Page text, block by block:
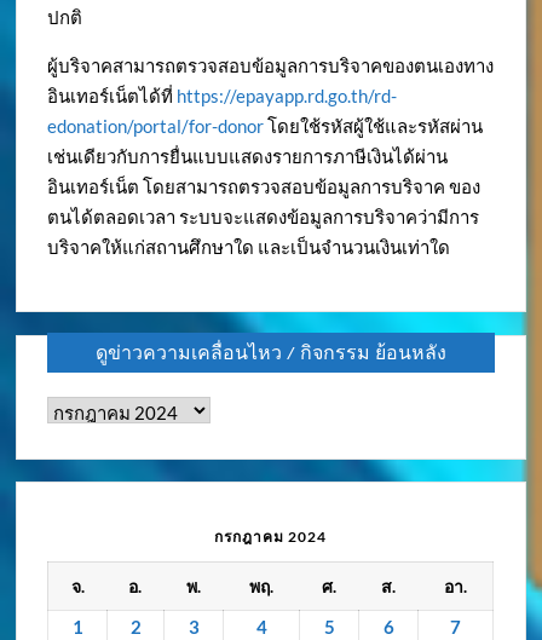
ปกติ
ผู้บริจาคสามารถตรวจสอบข้อมูลการบริจาคของตนเองทาง
อินเทอร์เน็ตได้ที่ https://epayapp.rd.go.th/rd-
edonation/portal/for-donorโดยใช้รหัสผู้ใช้และรหัสผ่าน
เช่นเดียวกับการยื่นแบบแสดงรายการภาษีเงินได้ผ่าน
อินเทอร์เน็ต โดยสามารถตรวจสอบข้อมูลการบริจาค ของ
ตนได้ตลอดเวลา ระบบจะแสดงข้อมูลการบริจาคว่ามีการ
บริจาคให้แก่สถานศึกษาใด และเป็นจำนวนเงินเท่าใด
ดูข่าวความเคลื่อนไหว / กิจกรรม ย้อนหลัง
ดู
กิจกรรม
ย้อน
หลัง
กรกฎาคม 2024
จ. อ. พ. พฤ. ศ. ส. อา.
1 2 3 4 5 6
7